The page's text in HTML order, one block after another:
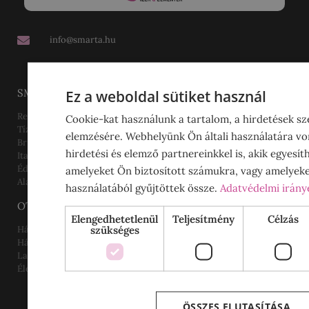
info@smarta.hu
SMARTA KONYHÁJA
Reggeli
Tízórai
Brunch
Italok
Édességek
Alapreceptek
ÉLETMÓD
Alapanyag tippek
Egészséges életmód
Tudatos mindennapok
Fenntarthatóság
OTTHON
Háztartási tippek
Háztartási készülékek
Lakásból otthon
Élestílus és utazás
FEDEZD FEL ASMARTA-T
Főoldal
Kapcsolat
Jogi közlemény
Adatvédelmi tájékoztató
Ez a weboldal sütiket használ
Cookie-kat használunk a tartalom, a hirdetések
elemzésére. Webhelyünk Ön általi használatára
hirdetési és elemző partnereinkkel is, akik
amelyeket Ön biztosított számukra, vagy
használatából gyűjtöttek össze. Adatvédelmi
Elengedhetetlenül
szükséges
Teljesítmény Célzás
ÖSSZES ELUTASÍTÁSA